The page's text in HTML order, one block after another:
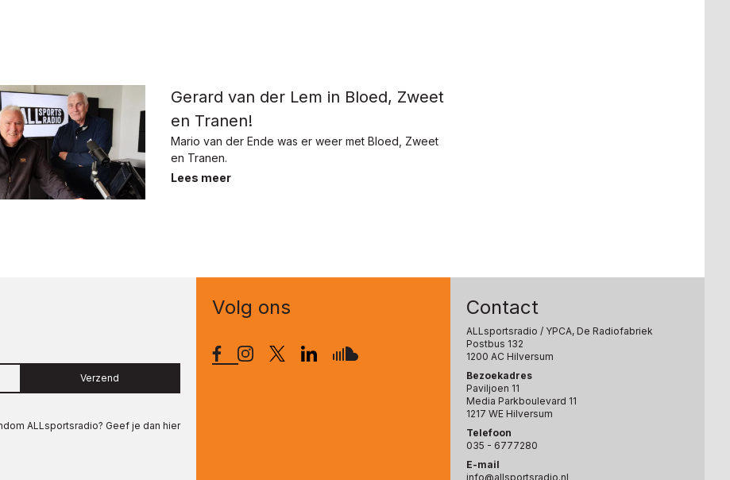
Gerard van der Lem in Bloed, Zweet
en Tranen!
Mario van der Ende was er weer met Bloed, Zweet
en Tranen.
Lees meer
Verzend
ALLsportsradio? Geef je dan hier
Volg ons Contact
ALLsportsradio / YPCA, De Radiofabriek
Postbus 132
1200 AC Hilversum
Bezoekadres
Paviljoen 11
Media Parkboulevard 11
1217 WE Hilversum
Telefoon
035 - 6777280
E-mail
info@allsportsradio.nl